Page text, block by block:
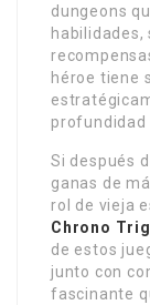
dungeons
héroe tiene
profundidad
Si después
ganas de
rol de vieja
Chrono
de estos
junto con
fascinante